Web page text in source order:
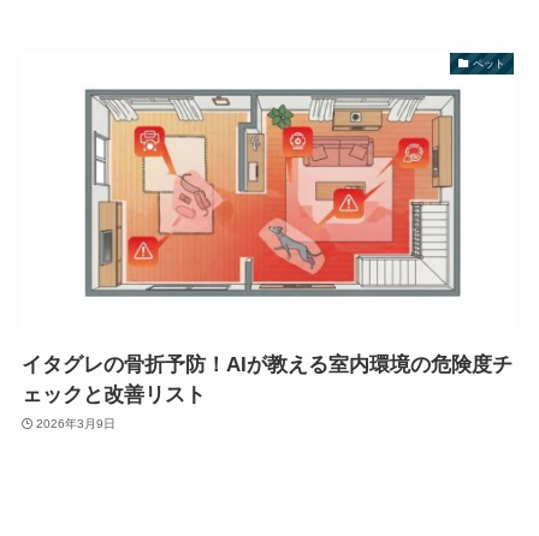
ペット
イタグレの骨折予防！AIが教える室内環境の危険度チ
ェックと改善リスト
2026年3月9日